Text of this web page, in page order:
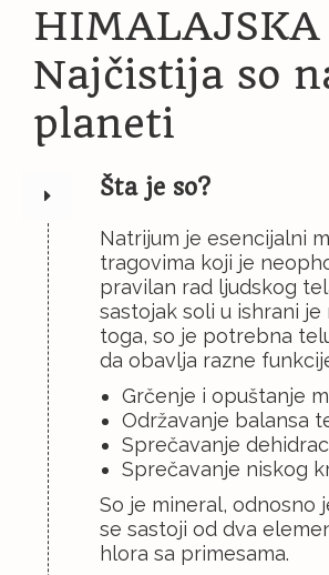
HIMALAJSKA
Najčistija so
planeti
Šta je so?
Natrijum je esencijalni
tragovima koji je
pravilan rad ljudskog
sastojak soli u ishrani je
toga, so je potrebna
da obavlja razne
Grčenje i opuštanje
Održavanje balansa
Sprečavanje
Sprečavanje niskog
So je mineral, odnosno
se sastoji od dva
hlora sa primesama.